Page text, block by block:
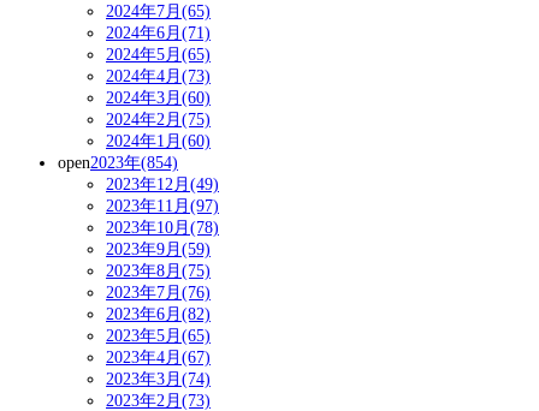
2024年7月(65)
2024年6月(71)
2024年5月(65)
2024年4月(73)
2024年3月(60)
2024年2月(75)
2024年1月(60)
open2023年(854)
2023年12月(49)
2023年11月(97)
2023年10月(78)
2023年9月(59)
2023年8月(75)
2023年7月(76)
2023年6月(82)
2023年5月(65)
2023年4月(67)
2023年3月(74)
2023年2月(73)